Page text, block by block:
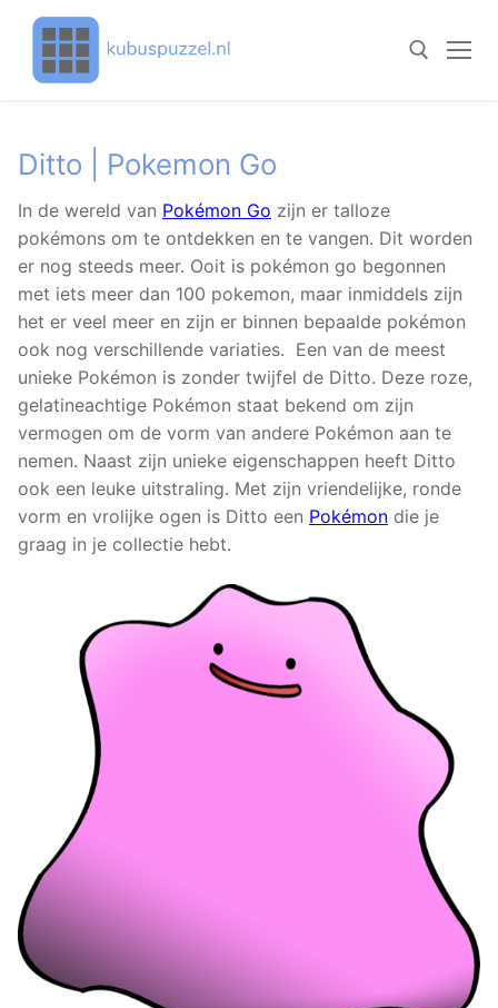
Doorgaan
inhoud
Ditto | Pokemon Go
In de wereld van Pokémon Go zijn er talloze
pokémons om te ontdekken en te vangen. Dit worden
er nog steeds meer. Ooit is pokémon go begonnen
met iets meer dan 100 pokemon, maar inmiddels zijn
het er veel meer en zijn er binnen bepaalde pokémon
ook nog verschillende variaties. Een van de meest
unieke Pokémon is zonder twijfel de Ditto. Deze roze,
gelatineachtige Pokémon staat bekend om zijn
vermogen om de vorm van andere Pokémon aan te
nemen. Naast zijn unieke eigenschappen heeft Ditto
ook een leuke uitstraling. Met zijn vriendelijke, ronde
vorm en vrolijke ogen is Ditto een Pokémon die je
graag in je collectie hebt.